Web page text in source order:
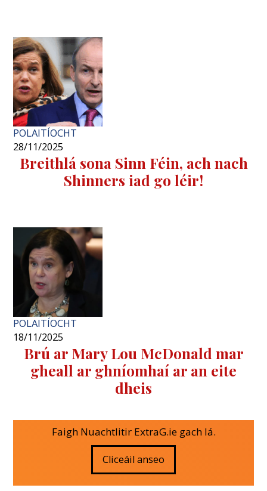
POLAITÍOCHT
28/11/2025
Breithlá sona Sinn Féin, ach nach
Shinners iad go léir!
POLAITÍOCHT
18/11/2025
Brú ar Mary Lou McDonald mar
gheall ar ghníomhaí ar an eite
dheis
Faigh Nuachtlitir ExtraG.ie gach lá.
Cliceáil anseo